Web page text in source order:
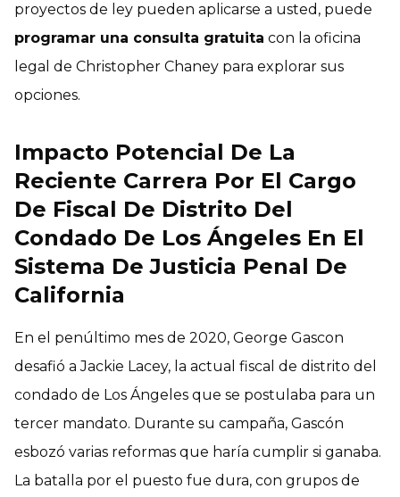
proyectos de ley pueden aplicarse a usted, puede
programar una consulta gratuita con la oficina
legal de Christopher Chaney para explorar sus
opciones.
Impacto Potencial De La
Reciente Carrera Por El Cargo
De Fiscal De Distrito Del
Condado De Los Ángeles En El
Sistema De Justicia Penal De
California
En el penúltimo mes de 2020, George Gascon
desafió a Jackie Lacey, la actual fiscal de distrito del
condado de Los Ángeles que se postulaba para un
tercer mandato. Durante su campaña, Gascón
esbozó varias reformas que haría cumplir si ganaba.
La batalla por el puesto fue dura, con grupos de